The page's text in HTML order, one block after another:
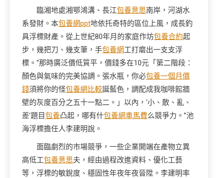
臨湘地處湘鄂鴻溝、長江包養意思南岸，河湖水
系發財。本包養網ppt地依托奇特的區位上風，成長釣
具浮標財產。從上世紀80年月的家庭作坊包養合約起
步，幾把刀、幾支筆，手包養網工打磨出一支支浮
標。“那時廣泛價低質平，價錢多在10元「第二階段：
顏色與氣味的完美協調。張水瓶，你必包養一個月價
錢須將你的怪包養網比較誕藍色，調配成我咖啡館牆
壁的灰度百分之五十一點二。」以內，‘小、散、亂、
差’題目包養凸起，哪有什包養網車馬費么競爭力。”池
海浮標擔任人李建明說。
面臨劇烈的市場競爭，一些企業開端在產物立異
高低工包養意思夫，經由過程改進資料、優化工藝
等，浮標的敏銳度、穩固性年夜年夜晉陞。李建明率